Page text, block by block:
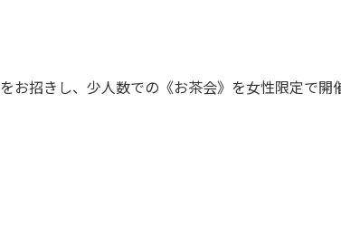
をお招きし、少人数での《お茶会》を女性限定で開